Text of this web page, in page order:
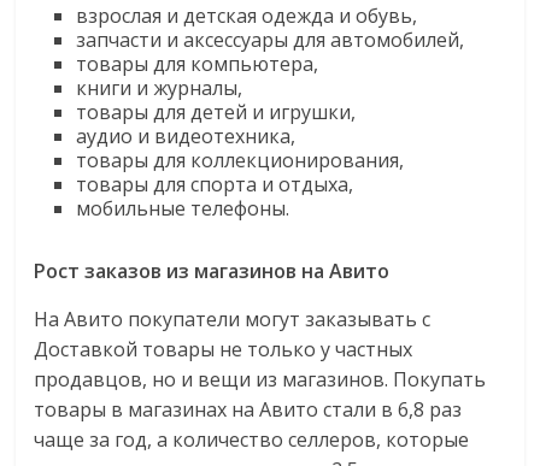
взрослая и детская одежда и обувь,
запчасти и аксессуары для автомобилей,
товары для компьютера,
книги и журналы,
товары для детей и игрушки,
аудио и видеотехника,
товары для коллекционирования,
товары для спорта и отдыха,
мобильные телефоны.
Рост заказов из магазинов на Авито
На Авито покупатели могут заказывать с
Доставкой товары не только у частных
продавцов, но и вещи из магазинов. Покупать
товары в магазинах на Авито стали в 6,8 раз
чаще за год, а количество селлеров, которые